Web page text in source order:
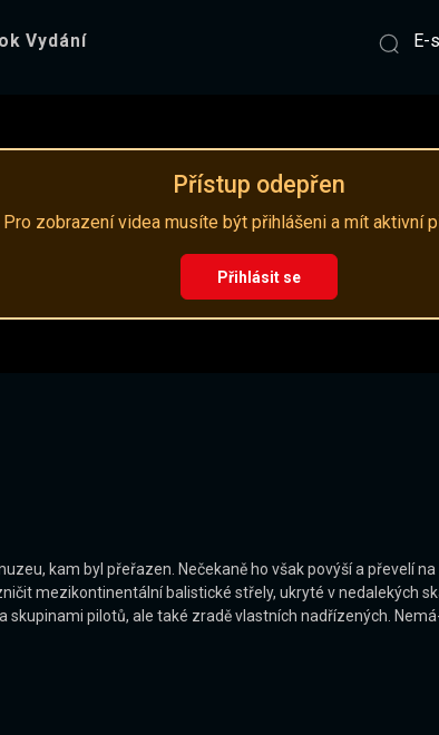
Vydání E-
Přístup odepřen
Pro zobrazení videa musíte být přihlášeni a mít aktivní
Přihlásit se
kam byl přeřazen. Nečekaně ho však povýší a převelí
mezikontinentální balistické střely, ukryté v nedalekých
pilotů, ale také zradě vlastních nadřízených.